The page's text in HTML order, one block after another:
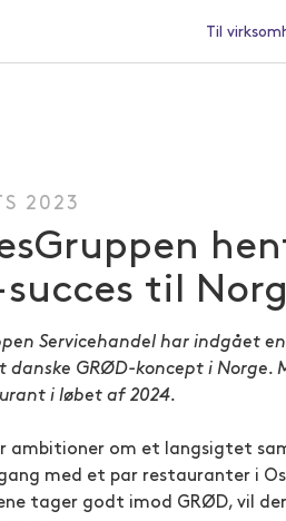
Til
2023
til
Servicehandel har indgået
danske GRØD-koncept i Norge.
i løbet af 2024.
ambitioner om et langsigtet
med et par restauranter i
tager godt imod GRØD, vil